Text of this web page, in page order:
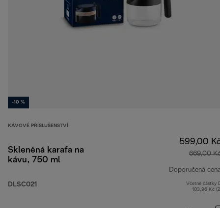
-10 %
KÁVOVÉ PŘÍSLUŠENSTVÍ
Skleněná karafa na
kávu, 750 ml
DLSC021
599,00
669,00
Doporučená
Včetně částky
103,96 Kč